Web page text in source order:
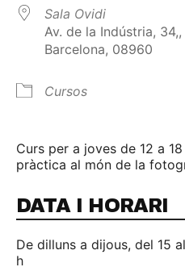
Sala Ovidi
Av. de la Indústria,
Barcelona, 08960
Cursos
Curs per a joves de 12 a
pràctica al món de la
DATA I HORARI
De dilluns a dijous, del 15
h